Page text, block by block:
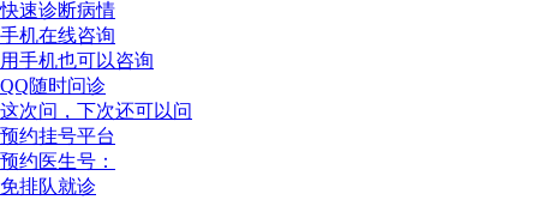
快速诊断病情
手机在线咨询
用手机也可以咨询
QQ随时问诊
这次问，下次还可以问
预约挂号平台
预约医生号：
免排队就诊